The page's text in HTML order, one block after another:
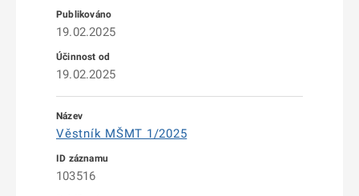
19.02.2025
19.02.2025
Věstník MŠMT 1/2025
103516